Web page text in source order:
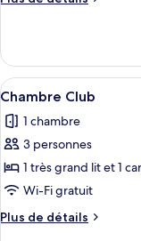
de
Chambre
Premier
»
le
type
de
Chambre
»
Afficher
toutes
les
photos
pour
ce
type
de
2
Chambre Club
1 chambre
3 personnes
1 très grand lit et 1
Wi-Fi gratuit
Plus de détails
Plus